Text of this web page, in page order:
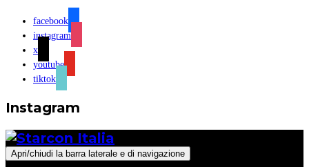
facebook
instagram
x
youtube
tiktok
Instagram
Apri/chiudi la barra laterale e di navigazione